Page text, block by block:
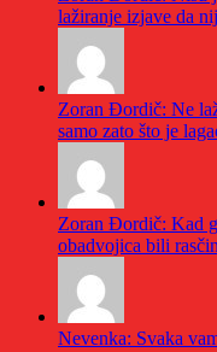
lažiranje izjave da
Zoran Đordič: Ne
samo zato što je
Zoran Đordič: Kad
obadvojica bili
Nevenka: Svaka